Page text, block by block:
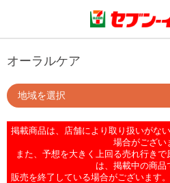
商品のご案内
商品のご案内トップ
今週の新商品
来週の新商品
セール・キャンペーン
サービス
サービストップ
企業情報
オーラルケア
地域を選択
掲載商品は、店舗により取り扱いがな
場合がござい
また、予想を大きく上回る売れ行き
は、掲載中の商品
販売を終了している場合がございます